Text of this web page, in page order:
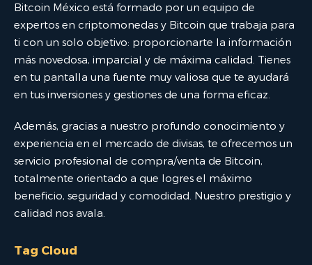
Bitcoin México está formado por un equipo de
expertos en criptomonedas y Bitcoin que trabaja para
ti con un solo objetivo: proporcionarte la información
más novedosa, imparcial y de máxima calidad. Tienes
en tu pantalla una fuente muy valiosa que te ayudará
en tus inversiones y gestiones de una forma eficaz.
Además, gracias a nuestro profundo conocimiento y
experiencia en el mercado de divisas, te ofrecemos un
servicio profesional de compra/venta de Bitcoin,
totalmente orientado a que logres el máximo
beneficio, seguridad y comodidad. Nuestro prestigio y
calidad nos avala.
Tag Cloud